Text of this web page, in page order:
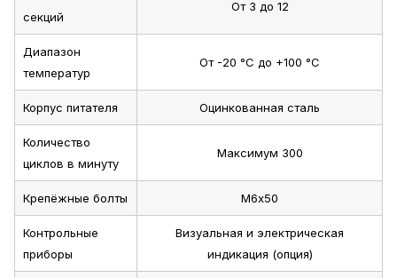
секций
От 3 до 12
Диапазон
температур
От -20 °С до +100 °С
Корпус питателя Оцинкованная сталь
Количество
циклов в минуту
Максимум 300
Крепёжные болты М6х50
Контрольные
приборы
Визуальная и электрическая
индикация (опция)